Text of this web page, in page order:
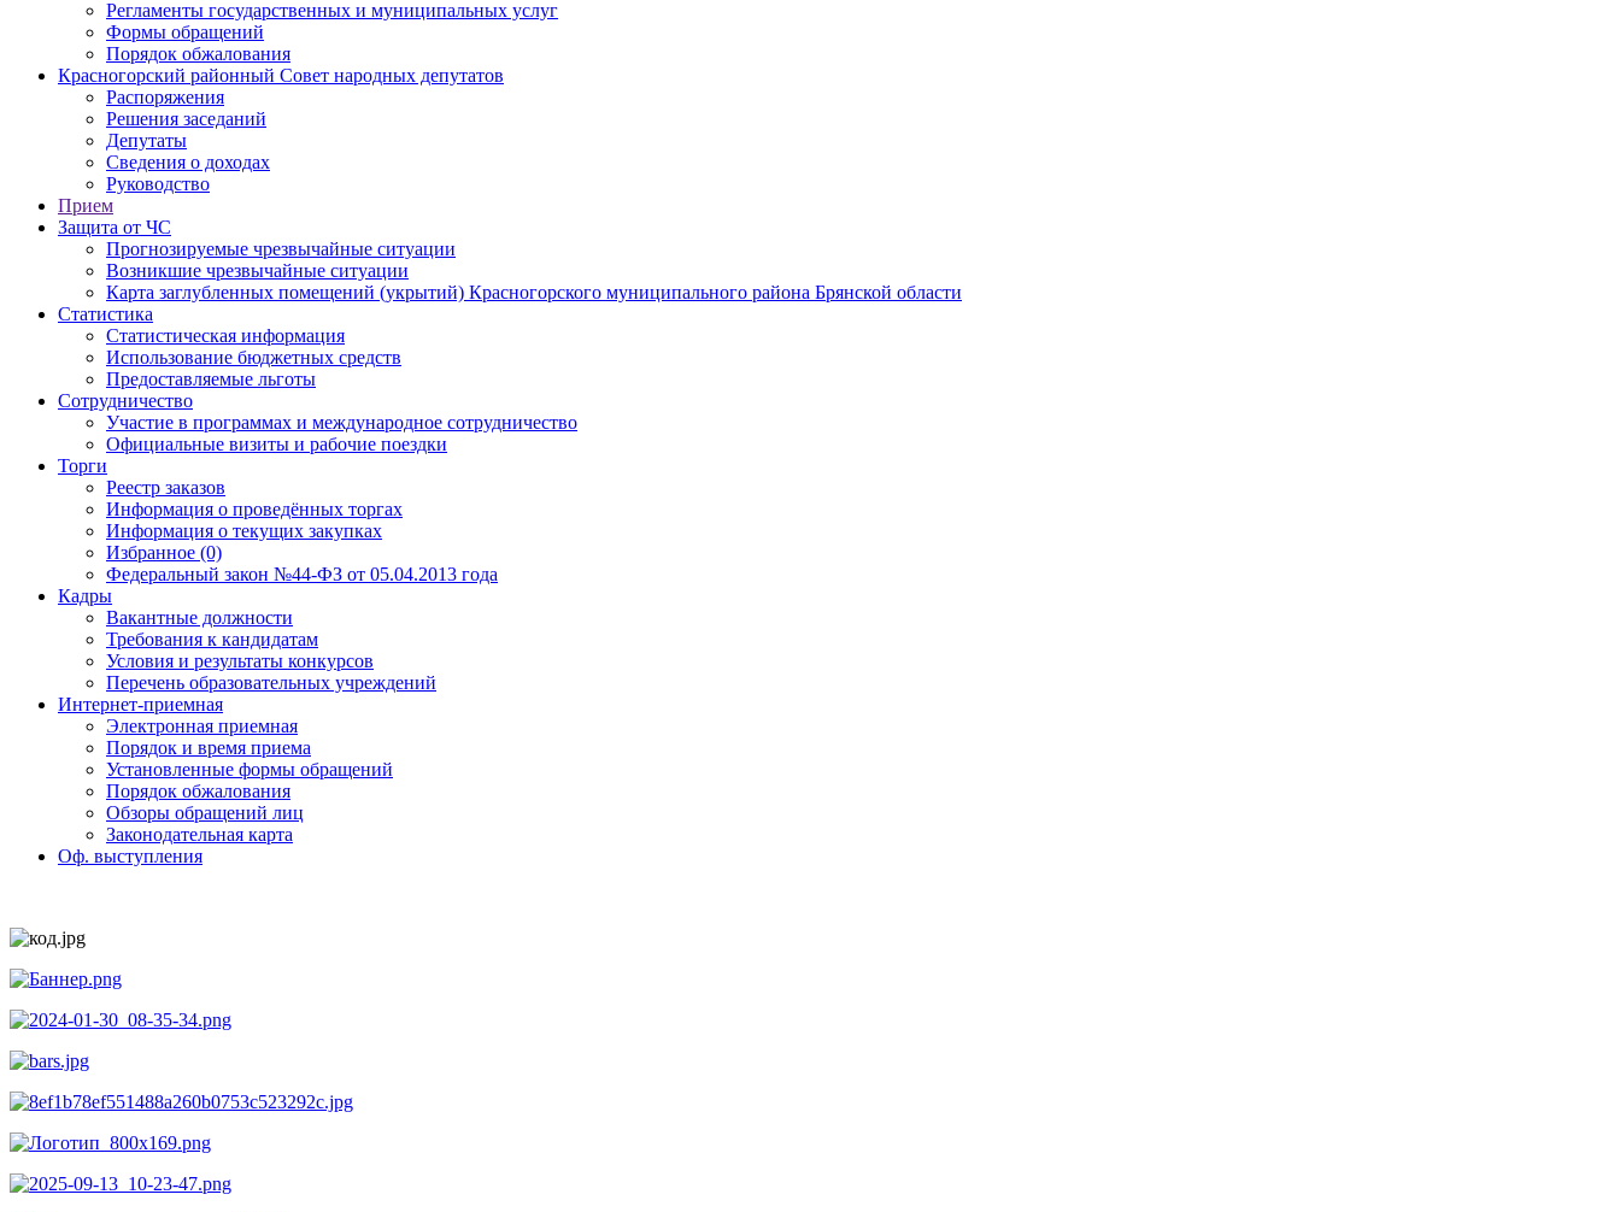
Регламенты государственных и муниципальных услуг
Формы обращений
Порядок обжалования
Красногорский районный Совет народных депутатов
Распоряжения
Решения заседаний
Депутаты
Сведения о доходах
Руководство
Прием
Защита от ЧС
Прогнозируемые чрезвычайные ситуации
Возникшие чрезвычайные ситуации
Карта заглубленных помещений (укрытий) Красногорского муниципального района Брянской области
Статистика
Статистическая информация
Использование бюджетных средств
Предоставляемые льготы
Сотрудничество
Участие в программах и международное сотрудничество
Официальные визиты и рабочие поездки
Торги
Реестр заказов
Информация о проведённых торгах
Информация о текущих закупках
Избранное (0)
Федеральный закон №44-ФЗ от 05.04.2013 года
Кадры
Вакантные должности
Требования к кандидатам
Условия и результаты конкурсов
Перечень образовательных учреждений
Интернет-приемная
Электронная приемная
Порядок и время приема
Установленные формы обращений
Порядок обжалования
Обзоры обращений лиц
Законодательная карта
Оф. выступления